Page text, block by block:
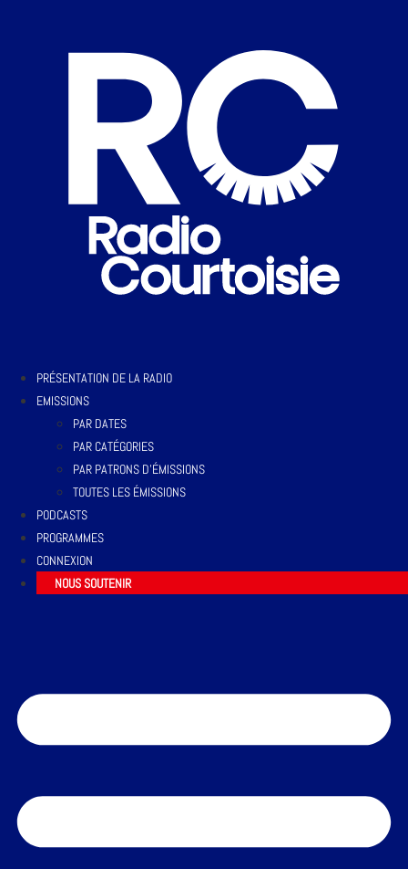
PRÉSENTATION DE LA RADIO
EMISSIONS
PAR DATES
PAR CATÉGORIES
PAR PATRONS D’ÉMISSIONS
TOUTES LES ÉMISSIONS
PODCASTS
PROGRAMMES
CONNEXION
NOUS SOUTENIR